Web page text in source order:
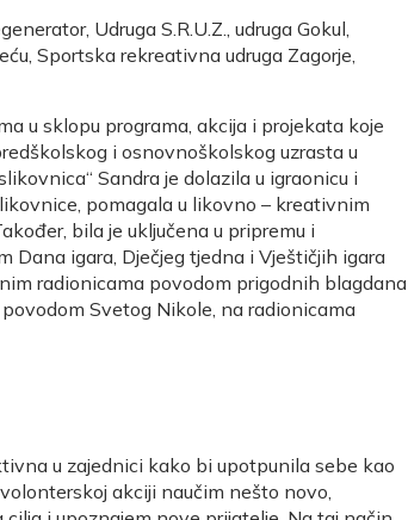
Udruga S.R.U.Z., udruga Gokul,
Sportska rekreativna udruga Zagorje,
u sklopu programa, akcija i projekata koje
i osnovnoškolskog uzrasta u
Sandra je dolazila u igraonicu i
pomagala u likovno – kreativnim
bila je uključena u pripremu i
Dana igara, Dječjeg tjedna i Vještičjih igara
radionicama povodom prigodnih blagdana
Svetog Nikole, na radionicama
u zajednici kako bi upotpunila sebe kao
akciji naučim nešto novo,